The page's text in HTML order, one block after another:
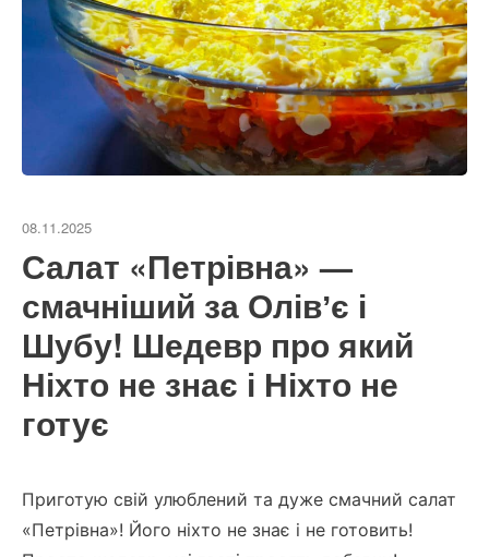
08.11.2025
Салат «Петрівна» —
смачніший за Олівʼє і
Шубу! Шедевр про який
Ніхто не знає і Ніхто не
готує
Приготую свій улюблений та дуже смачний салат
«Петрівна»! Його ніхто не знає і не готовить!